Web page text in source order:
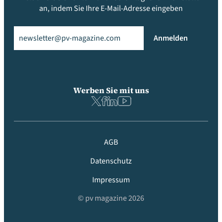
an, indem Sie Ihre E-Mail-Adresse eingeben
Anmelden
Werben Sie mit uns
AGB
Datenschutz
Impressum
© pv magazine 2026